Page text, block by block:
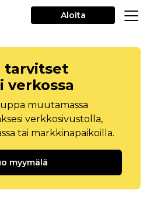
Aloita
tarvitset
verkossa
muutamassa
verkkosivustolla,
tai markkinapaikoilla.
myymälä